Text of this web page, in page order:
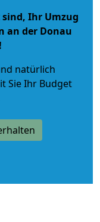
sind, Ihr Umzug
an der Donau
natürlich
Sie Ihr Budget